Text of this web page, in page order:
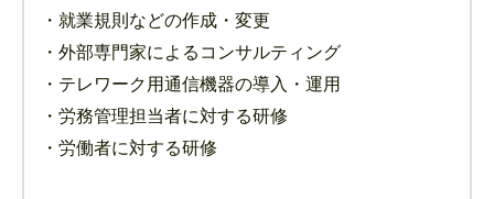
・就業規則などの作成・変更
・外部専門家によるコンサルティング
・テレワーク用通信機器の導入・運用
・労務管理担当者に対する研修
・労働者に対する研修